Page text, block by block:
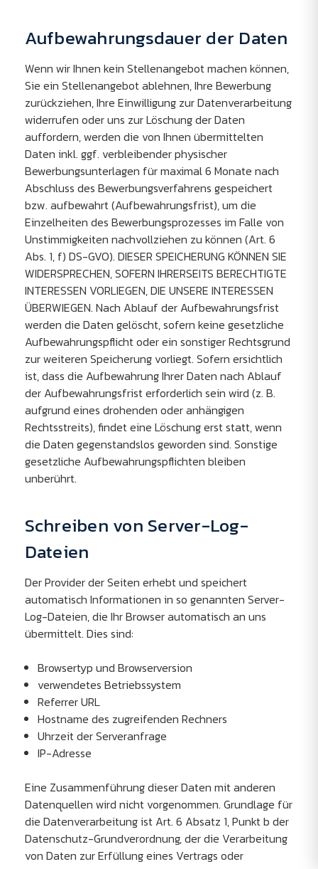
Aufbewahrungsdauer der Daten
Wenn wir Ihnen kein Stellenangebot machen können,
Sie ein Stellenangebot ablehnen, Ihre Bewerbung
zurückziehen, Ihre Einwilligung zur Datenverarbeitung
widerrufen oder uns zur Löschung der Daten
auffordern, werden die von Ihnen übermittelten
Daten inkl. ggf. verbleibender physischer
Bewerbungsunterlagen für maximal 6 Monate nach
Abschluss des Bewerbungsverfahrens gespeichert
bzw. aufbewahrt (Aufbewahrungsfrist), um die
Einzelheiten des Bewerbungsprozesses im Falle von
Unstimmigkeiten nachvollziehen zu können (Art. 6
Abs. 1, f) DS-GVO). DIESER SPEICHERUNG KÖNNEN SIE
WIDERSPRECHEN, SOFERN IHRERSEITS BERECHTIGTE
INTERESSEN VORLIEGEN, DIE UNSERE INTERESSEN
ÜBERWIEGEN. Nach Ablauf der Aufbewahrungsfrist
werden die Daten gelöscht, sofern keine gesetzliche
Aufbewahrungspflicht oder ein sonstiger Rechtsgrund
zur weiteren Speicherung vorliegt. Sofern ersichtlich
ist, dass die Aufbewahrung Ihrer Daten nach Ablauf
der Aufbewahrungsfrist erforderlich sein wird (z. B.
aufgrund eines drohenden oder anhängigen
Rechtsstreits), findet eine Löschung erst statt, wenn
die Daten gegenstandslos geworden sind. Sonstige
gesetzliche Aufbewahrungspflichten bleiben
unberührt.
Schreiben von Server-Log-
Dateien
Der Provider der Seiten erhebt und speichert
automatisch Informationen in so genannten Server-
Log-Dateien, die Ihr Browser automatisch an uns
übermittelt. Dies sind:
Browsertyp und Browserversion
verwendetes Betriebssystem
Referrer URL
Hostname des zugreifenden Rechners
Uhrzeit der Serveranfrage
IP-Adresse
Eine Zusammenführung dieser Daten mit anderen
Datenquellen wird nicht vorgenommen. Grundlage für
die Datenverarbeitung ist Art. 6 Absatz 1, Punkt b der
Datenschutz-Grundverordnung, der die Verarbeitung
von Daten zur Erfüllung eines Vertrags oder